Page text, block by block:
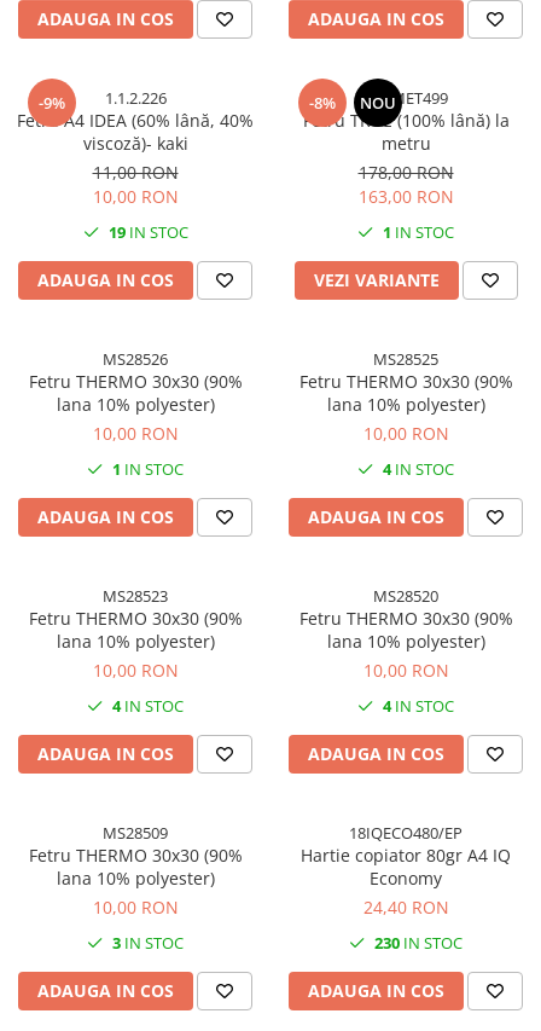
Accesorii indosariat
Accesorii panouri, table
Buretiere
Caiet mecanic, Clipboard
Ecusoane
Mape, Folii plastice
Panouri, Table
Prezentare
Suporturi birou
Bibliorafturi, Alonje
Ace, Agrafe, Pioneze
Capsatoare, Decapsatoare
Adezivi, Benzi adezive
Stampile
Uscatoare
Dozatoare
Sticla
Modelaj
Polistiren
Pasta de crapare
Pudra cu efect de catifea
Transfer
Scoala & Arta
Aparate, unelte
Cuttere, foarfeci
Lipit
Modelaj, pictat
Perforatoare
ADAUGA IN COS ADAUGA IN COS
-9% 1.1.2.226
Fetru A4 IDEA (60% lână, 40%
viscoză)- kaki
11,00 RON
10,00 RON
19IN STOC
ADAUGA IN COS
-8% NOU
TRVMET499
Fetru TRUE (100% lână) la
metru
178,00 RON
163,00 RON
1 IN STOC
VEZI VARIANTE
MS28526
Fetru THERMO 30x30 (90%
lana 10% polyester)
10,00 RON
1 IN STOC
ADAUGA IN COS
MS28525
Fetru THERMO 30x30 (90%
lana 10% polyester)
10,00 RON
4IN STOC
ADAUGA IN COS
MS28523
Fetru THERMO 30x30 (90%
lana 10% polyester)
10,00 RON
4IN STOC
ADAUGA IN COS
MS28520
Fetru THERMO 30x30 (90%
lana 10% polyester)
10,00 RON
4IN STOC
ADAUGA IN COS
MS28509
Fetru THERMO 30x30 (90%
lana 10% polyester)
10,00 RON
3 IN STOC
ADAUGA IN COS
18IQECO480/EP
Hartie copiator 80gr A4 IQ
Economy
24,40 RON
230 IN STOC
ADAUGA IN COS